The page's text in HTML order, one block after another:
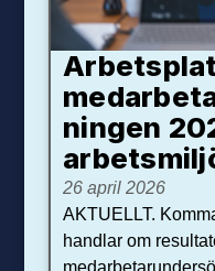
ningen
26 april 2026
AKTUELLT.
handlar om